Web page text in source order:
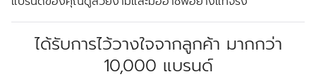
ได้รับการไว้วางใจจากลูกค้า มากกว่า
10,000 แบรนด์